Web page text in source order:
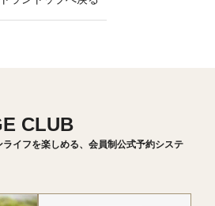
CLUB
イフを楽しめる、会員制公式予約システ